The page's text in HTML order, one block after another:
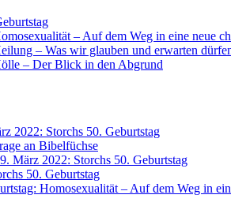
– Auf dem Weg in eine neue
– Was wir glauben und erwarten
– Der Blick in den Abgrund
2022: Storchs 50. Geburtstag
an Bibelfüchse
März 2022: Storchs 50. Geburtstag
50. Geburtstag
Homosexualität – Auf dem Weg in